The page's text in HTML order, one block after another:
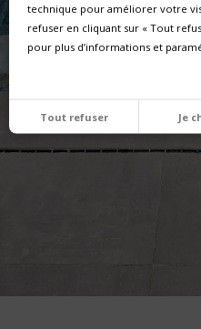
technique pour améliorer votre
refuser en cliquant sur « Tout
pour plus d’informations et
Tout refuser Je